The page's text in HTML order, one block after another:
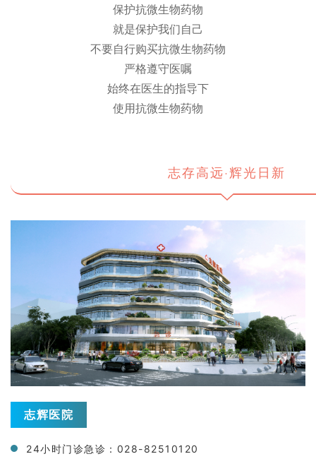
保护抗微生物药物
就是保护我们自己
不要自行购买抗微生物药物
严格遵守医嘱
始终在医生的指导下
使用抗微生物药物
志存高远·辉光日新
志辉医院
24小时门诊急诊：028-82510120